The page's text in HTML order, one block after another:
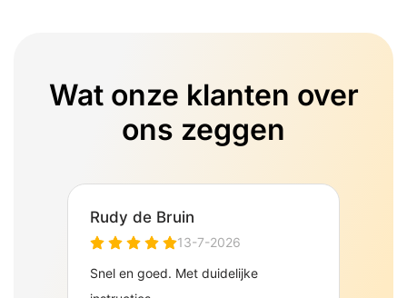
Wat onze klanten over
ons zeggen